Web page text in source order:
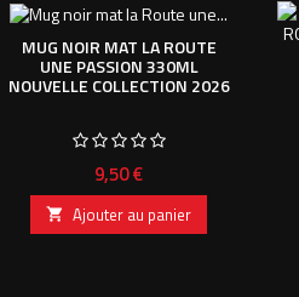
MUG NOIR MAT LA ROUTE
UNE PASSION 330ML
NOUVELLE COLLECTION 2026
Prix
9,50 €
 Ajouter au panier